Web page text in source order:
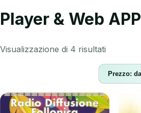
Player & Web APP
Visualizzazione di 4 risultati